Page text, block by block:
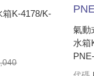
K-4178/K-
氣動
水箱